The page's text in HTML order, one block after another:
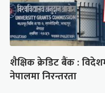
शैक्षिक क्रेडिट बैंक :
नेपालमा निरन्तरता